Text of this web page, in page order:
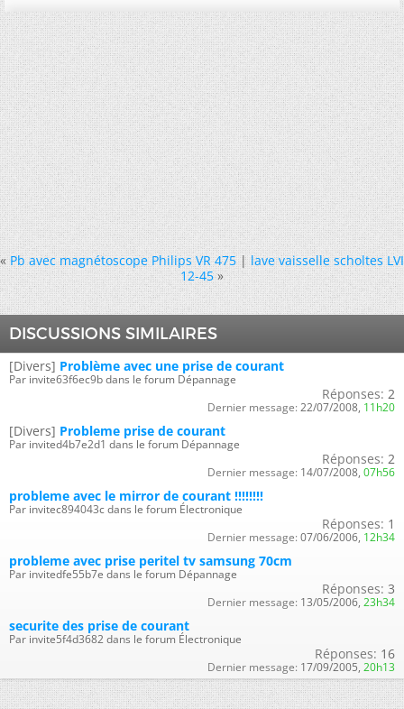
« Pb avec magnétoscope Philips VR 475|lave vaisselle scholtes LVI
12-45 »
DISCUSSIONS SIMILAIRES
[Divers] Problème avec une prise de courant
Par invite63f6ec9b dans le forum Dépannage
Réponses: 2
Dernier message: 22/07/2008, 11h20
[Divers] Probleme prise de courant
Par invited4b7e2d1 dans le forum Dépannage
Réponses: 2
Dernier message: 14/07/2008, 07h56
probleme avec le mirror de courant !!!!!!!!
Par invitec894043c dans le forum Électronique
Réponses: 1
Dernier message: 07/06/2006, 12h34
probleme avec prise peritel tv samsung 70cm
Par invitedfe55b7e dans le forum Dépannage
Réponses: 3
Dernier message: 13/05/2006, 23h34
securite des prise de courant
Par invite5f4d3682 dans le forum Électronique
Réponses: 16
Dernier message: 17/09/2005, 20h13